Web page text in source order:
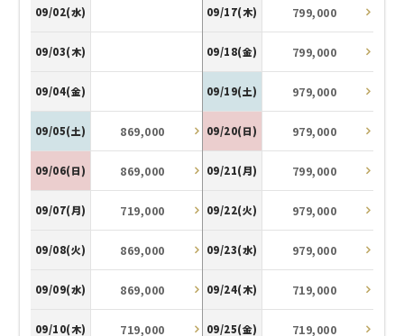
09/02(水)
09/03(木)
09/04(金)
09/05(土) 869,000
09/06(日) 869,000
09/07(月) 719,000
09/08(火) 869,000
09/09(水) 869,000
09/10(木) 719,000
09/17(木) 799,000
09/18(金) 799,000
09/19(土) 979,000
09/20(日) 979,000
09/21(月) 799,000
09/22(火) 979,000
09/23(水) 979,000
09/24(木) 719,000
09/25(金) 719,000